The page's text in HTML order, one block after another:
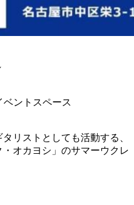
ベントスペース
リストとしても活動する、
オカヨシ」のサマーウクレ